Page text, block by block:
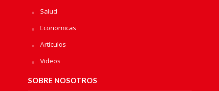
Salud
Economicas
Artículos
Videos
SOBRE NOSOTROS